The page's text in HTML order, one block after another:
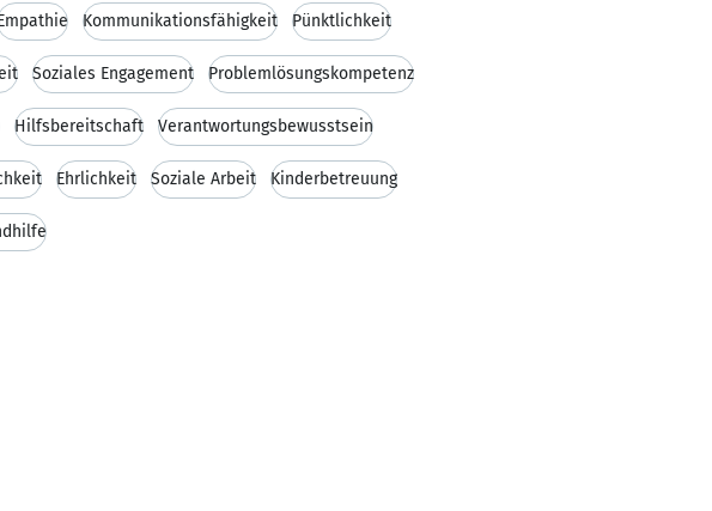
Kommunikationsfähigkeit Pünktlichkeit
Soziales Engagement Problemlösungskompetenz
Hilfsbereitschaft Verantwortungsbewusstsein
Ehrlichkeit Soziale Arbeit Kinderbetreuung